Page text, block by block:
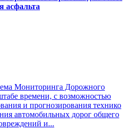
асфальта
Мониторинга Дорожного
времени, с возможностью
и прогнозирования технико
автомобильных дорог общего
и...